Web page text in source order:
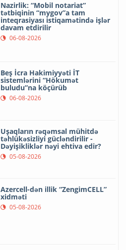
Nazirlik: “Mobil notariat”
tətbiqinin “mygov”a tam
inteqrasiyası istiqamətində işlər
davam etdirilir
06-08-2026
Beş İcra Hakimiyyəti İT
sistemlərini “Hökumət
buludu”na köçürüb
06-08-2026
Uşaqların rəqəmsal mühitdə
təhlükəsizliyi gücləndirilir -
Dəyişikliklər nəyi ehtiva edir?
05-08-2026
Azercell-dən illik “ZengimCELL”
xidməti
05-08-2026